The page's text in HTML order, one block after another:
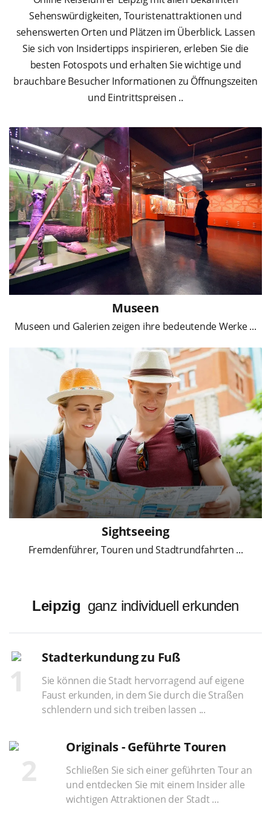
Sehenswürdigkeiten, Touristenattraktionen und
sehenswerten Orten und Plätzen im Überblick. Lassen
Sie sich von Insidertipps inspirieren, erleben Sie die
besten Fotospots und erhalten Sie wichtige und
brauchbare Besucher Informationen zu Öffnungszeiten
und Eintrittspreisen ..
Museen
Museen und Galerien zeigen ihre bedeutende Werke ...
Sightseeing
Fremdenführer, Touren und Stadtrundfahrten ...
Leipzig ganz individuell erkunden
1
Stadterkundung zu Fuß
Sie können die Stadt hervorragend auf eigene
Faust erkunden, in dem Sie durch die Straßen
schlendern und sich treiben lassen ...
2
Originals - Geführte Touren
Schließen Sie sich einer geführten Tour an
und entdecken Sie mit einem Insider alle
wichtigen Attraktionen der Stadt ...